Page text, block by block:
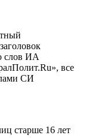
слов ИА
все
СИ
старше 16 лет